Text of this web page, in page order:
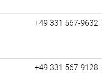
+49 331 567-9632
+49 331 567-9128